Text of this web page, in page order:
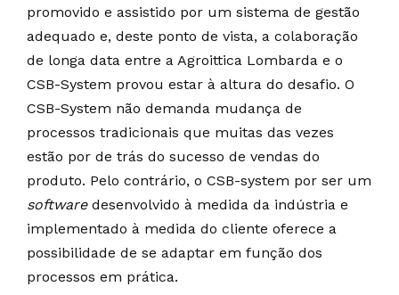
promovido e assistido por um sistema de gestão
adequado e, deste ponto de vista, a colaboração
de longa data entre a Agroittica Lombarda e o
CSB-System provou estar à altura do desafio. O
CSB-System não demanda mudança de
processos tradicionais que muitas das vezes
estão por de trás do sucesso de vendas do
produto. Pelo contrário, o CSB-system por ser um
software desenvolvido à medida da indústria e
implementado à medida do cliente oferece a
possibilidade de se adaptar em função dos
processos em prática.